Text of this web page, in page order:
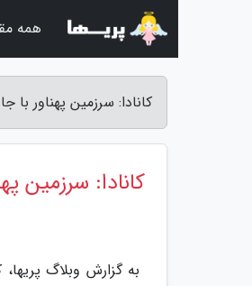
کانادا: سرزمین پهناور
کانادا: سرزمین
به گزارش وبلاگ
همه